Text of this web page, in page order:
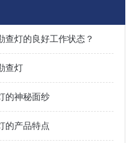
查灯的良好工作状态？
查灯
的神秘面纱
的产品特点